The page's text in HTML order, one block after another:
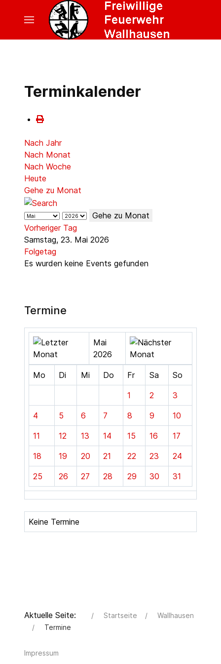
Terminkalender
Nach Jahr
Nach Monat
Nach Woche
Heute
Gehe zu Monat
Gehe zu Monat
Vorheriger Tag
Samstag, 23. Mai 2026
Folgetag
Es wurden keine Events gefunden
Termine
Mai
2026
Mo Di Mi Do Fr Sa So
1 2 3
4 5 6 7 8 9 10
11 12 13 14 15 16 17
18 19 20 21 22 23 24
25 26 27 28 29 30 31
Keine Termine
Aktuelle Seite: Startseite
Wallhausen
Termine
Impressum